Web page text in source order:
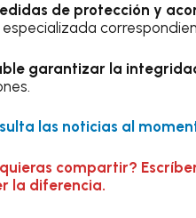
de protección y
garantizar la
las noticias al
compartir?
la diferencia.